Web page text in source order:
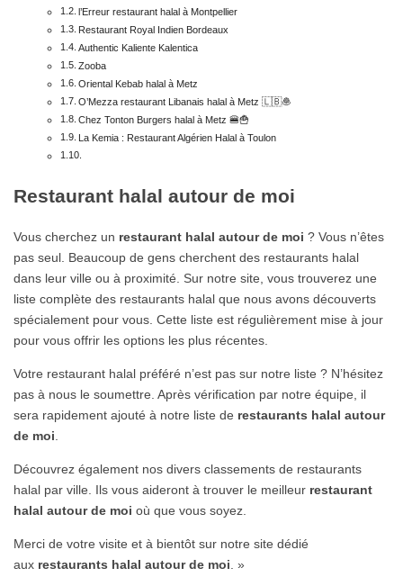
l’Erreur restaurant halal à Montpellier
Restaurant Royal Indien Bordeaux
Authentic Kaliente Kalentica
Zooba
Oriental Kebab halal à Metz
O’Mezza restaurant Libanais halal à Metz 🇱🇧🧆
Chez Tonton Burgers halal à Metz 🍔🍟
La Kemia : Restaurant Algérien Halal à Toulon
Restaurant halal autour de moi
Vous cherchez un restaurant halal autour de moi ? Vous n’êtes
pas seul. Beaucoup de gens cherchent des restaurants halal
dans leur ville ou à proximité. Sur notre site, vous trouverez une
liste complète des restaurants halal que nous avons découverts
spécialement pour vous. Cette liste est régulièrement mise à jour
pour vous offrir les options les plus récentes.
Votre restaurant halal préféré n’est pas sur notre liste ? N’hésitez
pas à nous le soumettre. Après vérification par notre équipe, il
sera rapidement ajouté à notre liste de restaurants halal autour
de moi.
Découvrez également nos divers classements de restaurants
halal par ville. Ils vous aideront à trouver le meilleur restaurant
halal autour de moi où que vous soyez.
Merci de votre visite et à bientôt sur notre site dédié
aux restaurants halal autour de moi. »